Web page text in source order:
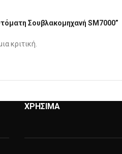
Σουβλακομηχανή SM7000”
κριτική.
ΧΡΗΣΙΜΑ